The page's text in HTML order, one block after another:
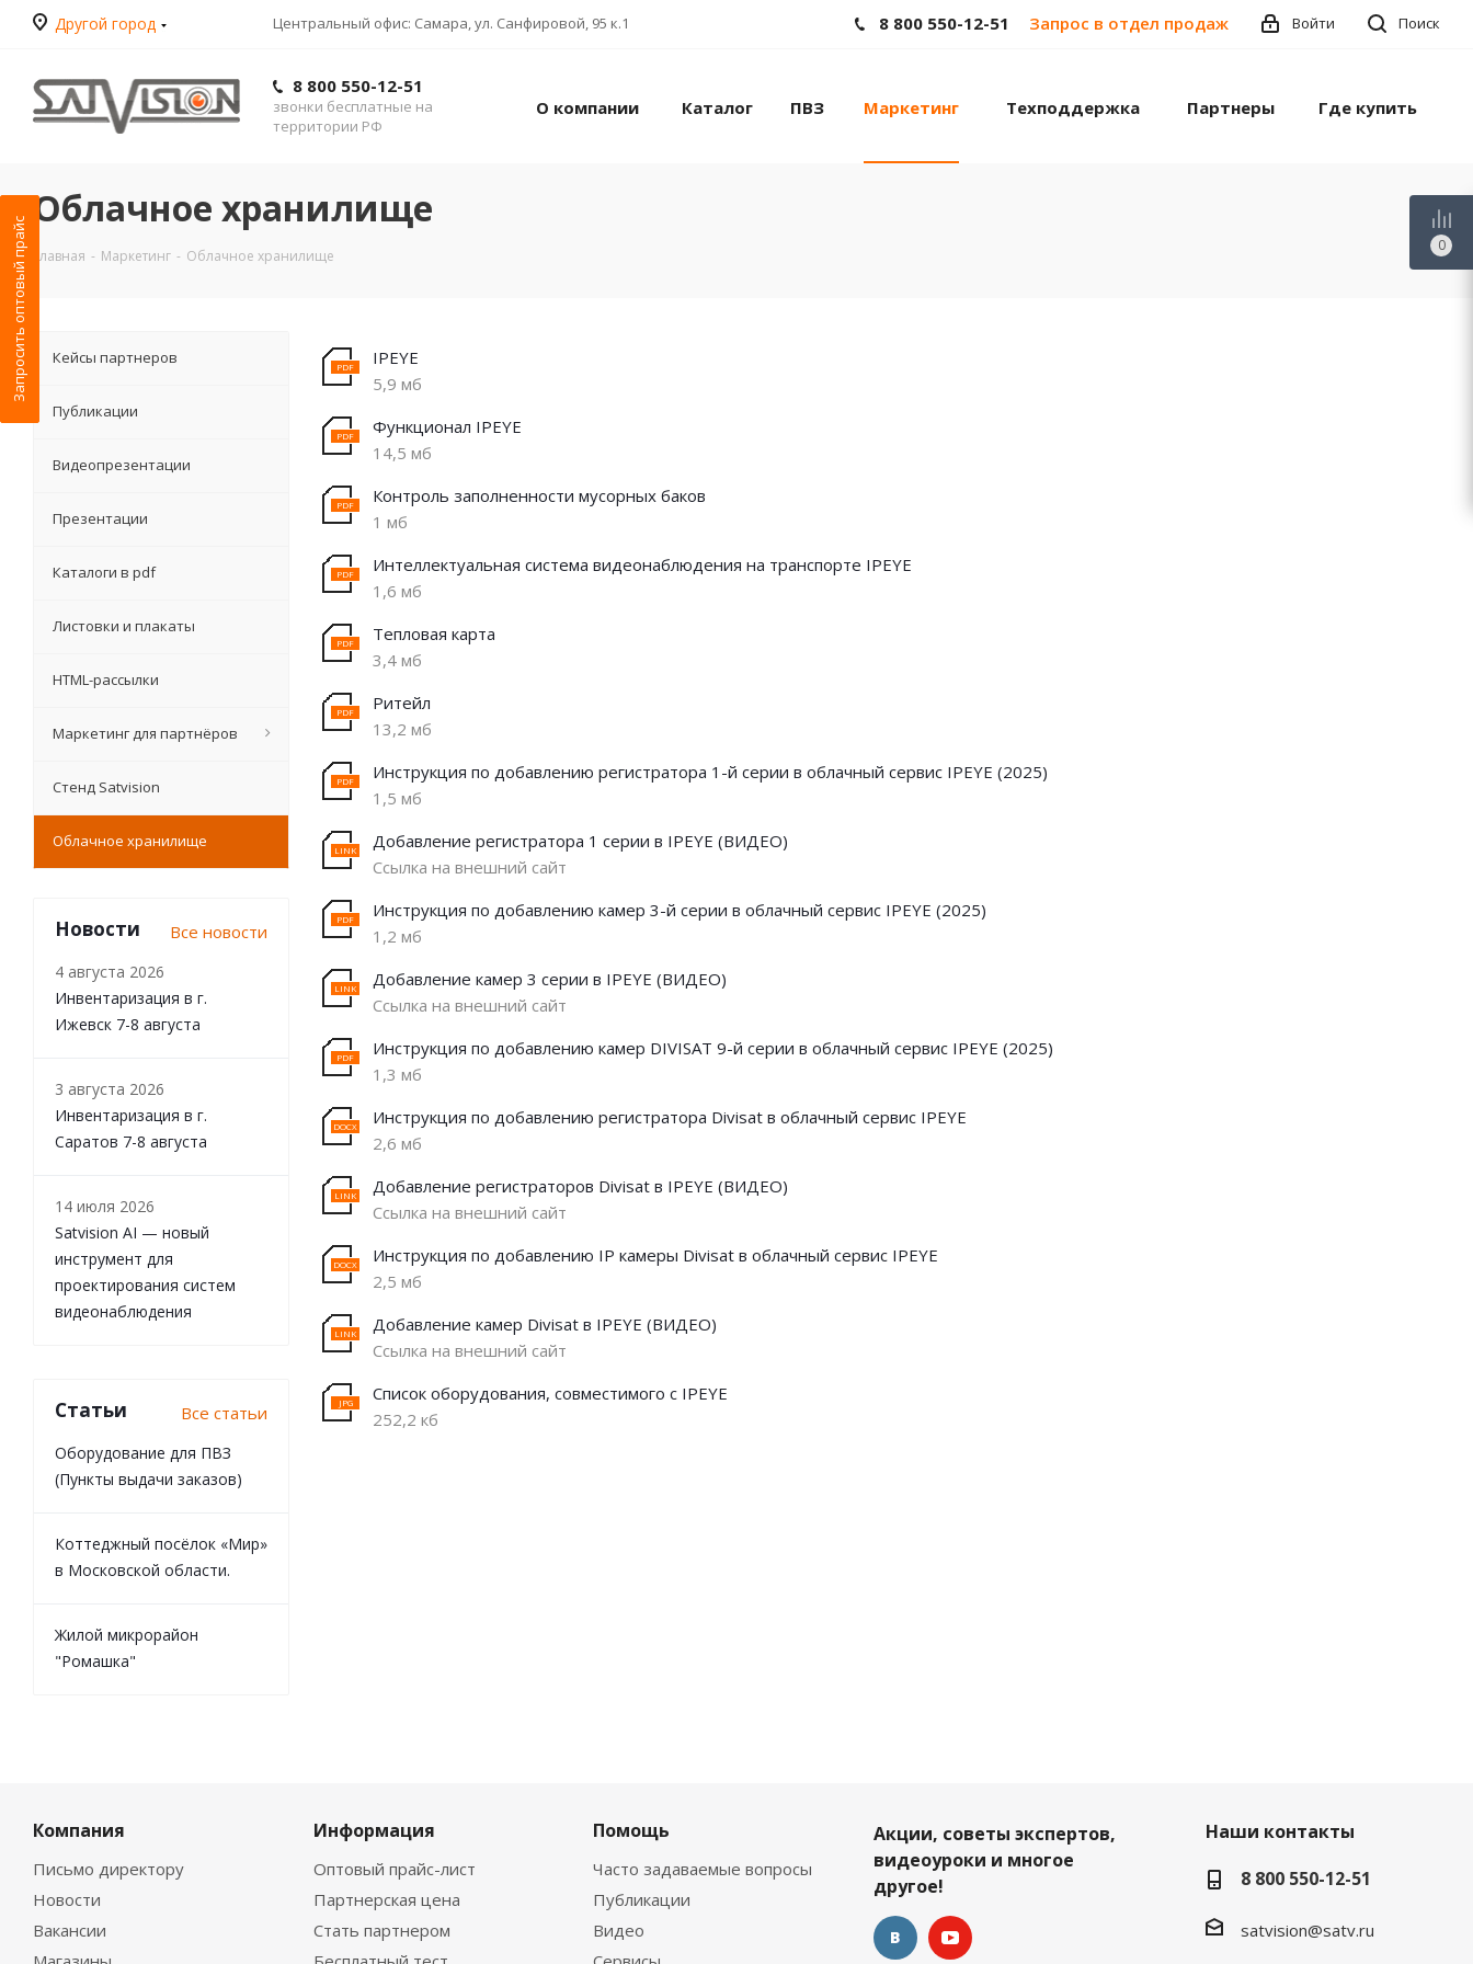
Другой город Центральный офис: Самара, ул. Санфировой, 95 к.1 Поиск
Войти
8 800 550-12-51 Запрос в отдел продаж
8 800 550-12-51
звонки бесплатные на
территории РФ
О компании Каталог ПВЗ Маркетинг Техподдержка Партнеры Где купить
Облачное хранилище
Главная - Маркетинг - Облачное хранилище
IPEYE
5,9 мб
Функционал IPEYE
14,5 мб
Контроль заполненности мусорных баков
1 мб
Интеллектуальная система видеонаблюдения на транспорте IPEYE
1,6 мб
Тепловая карта
3,4 мб
Ритейл
13,2 мб
Инструкция по добавлению регистратора 1-й серии в облачный сервис IPEYE (2025)
1,5 мб
Добавление регистратора 1 серии в IPEYE (ВИДЕО)
Ссылка на внешний сайт
Инструкция по добавлению камер 3-й серии в облачный сервис IPEYE (2025)
1,2 мб
Добавление камер 3 серии в IPEYE (ВИДЕО)
Ссылка на внешний сайт
Инструкция по добавлению камер DIVISAT 9-й серии в облачный сервис IPEYE (2025)
1,3 мб
Инструкция по добавлению регистратора Divisat в облачный сервис IPEYE
2,6 мб
Добавление регистраторов Divisat в IPEYE (ВИДЕО)
Ссылка на внешний сайт
Инструкция по добавлению IP камеры Divisat в облачный сервис IPEYE
2,5 мб
Добавление камер Divisat в IPEYE (ВИДЕО)
Ссылка на внешний сайт
Список оборудования, совместимого с IPEYE
252,2 кб
Кейсы партнеров
Публикации
Видеопрезентации
Презентации
Каталоги в pdf
Листовки и плакаты
HTML-рассылки
Маркетинг для партнёров
Стенд Satvision
Облачное хранилище
Новости Все новости
4 августа 2026
Инвентаризация в г.
Ижевск 7-8 августа
3 августа 2026
Инвентаризация в г.
Саратов 7-8 августа
14 июля 2026
Satvision AI — новый
инструмент для
проектирования систем
видеонаблюдения
Статьи Все статьи
Оборудование для ПВЗ
(Пункты выдачи заказов)
Коттеджный посёлок «Мир»
в Московской области.
Жилой микрорайон
"Ромашка"
Компания
Письмо директору
Новости
Вакансии
Информация
Оптовый прайс-лист
Партнерская цена
Стать партнером
Помощь
Часто задаваемые вопросы
Публикации
Видео
Акции, советы экспертов,
видеоуроки и многое
другое!
Наши контакты
8 800 550-12-51
satvision@satv.ru
Запросить оптовый прайс 0